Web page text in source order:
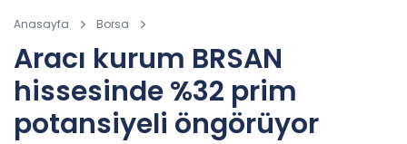
Anasayfa Borsa
Aracı kurum BRSAN
hissesinde %32 prim
potansiyeli öngörüyor